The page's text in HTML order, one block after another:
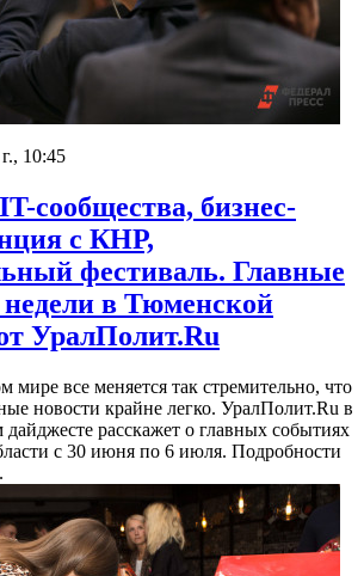
10:45
сообщества, бизнес-
с КНР,
фестиваль. Главные
в Тюменской
УралПолит.Ru
мире все меняется так стремительно, что
новости крайне легко. УралПолит.Ru в
дайджесте расскажет о главных событиях
с 30 июня по 6 июля. Подробности